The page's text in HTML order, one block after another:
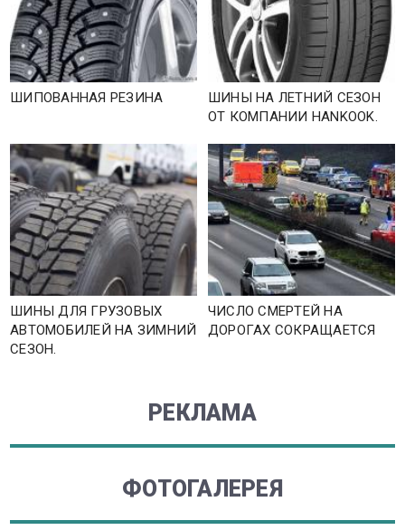
ШИПОВАННАЯ РЕЗИНА
ШИНЫ НА ЛЕТНИЙ СЕЗОН
ОТ КОМПАНИИ HANKOOK.
ШИНЫ ДЛЯ ГРУЗОВЫХ
АВТОМОБИЛЕЙ НА ЗИМНИЙ
СЕЗОН.
ЧИСЛО СМЕРТЕЙ НА
ДОРОГАХ СОКРАЩАЕТСЯ
РЕКЛАМА
ФОТОГАЛЕРЕЯ